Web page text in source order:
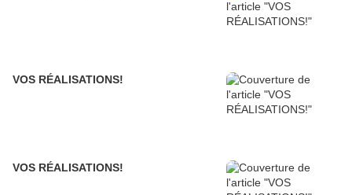
VOS RÉALISATIONS!
VOS RÉALISATIONS!